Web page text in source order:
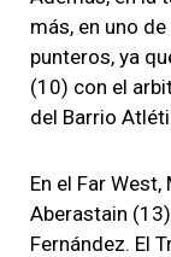
más, en uno
punteros, ya
(10) con el
del Barrio
En el Far
Aberastain
Fernández. El